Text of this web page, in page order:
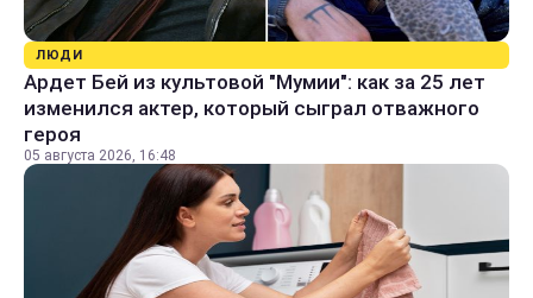
ЛЮДИ
Ардет Бей из культовой "Мумии": как за 25 лет
изменился актер, который сыграл отважного
героя
05 августа 2026, 16:48